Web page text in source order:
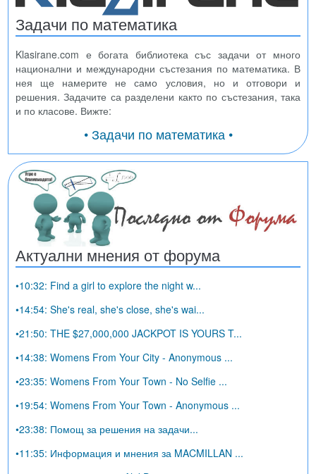
Задачи по математика
Klasirane.com е богата библиотека със задачи от много
национални и международни състезания по математика. В
нея ще намерите не само условия, но и отговори и
решения. Задачите са разделени както по състезания, така
и по класове. Вижте:
• Задачи по математика •
Актуални мнения от форума
•10:32: Find a girl to explore the night w...
•14:54: She's real, she's close, she's wai...
•21:50: THE $27,000,000 JACKPOT IS YOURS T...
•14:38: Womens From Your City - Anonymous ...
•23:35: Womens From Your Town - No Selfie ...
•19:54: Womens From Your Town - Anonymous ...
•23:38: Помощ за решения на задачи...
•11:35: Информация и мнения за MACMILLAN ...